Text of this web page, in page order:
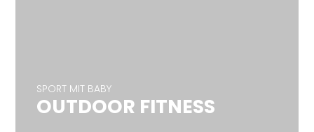
SPORT MIT BABY
OUTDOOR FITNESS
OUTDOOR FITNESS